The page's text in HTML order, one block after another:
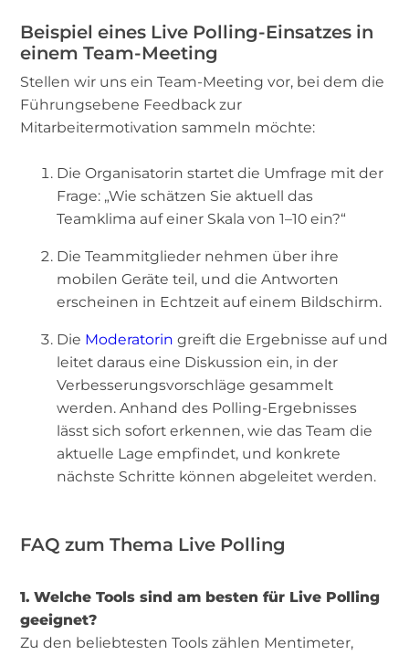
Beispiel eines Live Polling-Einsatzes in
einem Team-Meeting
Stellen wir uns ein Team-Meeting vor, bei dem die
Führungsebene Feedback zur
Mitarbeitermotivation sammeln möchte:
Die Organisatorin startet die Umfrage mit der
Frage: „Wie schätzen Sie aktuell das
Teamklima auf einer Skala von 1–10 ein?“
Die Teammitglieder nehmen über ihre
mobilen Geräte teil, und die Antworten
erscheinen in Echtzeit auf einem Bildschirm.
Die Moderatorin greift die Ergebnisse auf und
leitet daraus eine Diskussion ein, in der
Verbesserungsvorschläge gesammelt
werden. Anhand des Polling-Ergebnisses
lässt sich sofort erkennen, wie das Team die
aktuelle Lage empfindet, und konkrete
nächste Schritte können abgeleitet werden.
FAQ zum Thema Live Polling
1. Welche Tools sind am besten für Live Polling
geeignet?
Zu den beliebtesten Tools zählen Mentimeter,